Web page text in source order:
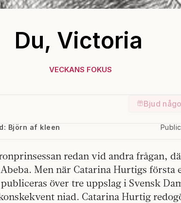
Du, Victoria
VECKANS FOKUS
Bjud
Björn af kleen
redan vid andra frågan,
Men när Catarina Hurtigs första
över tre uppslag i Svensk
niad. Catarina Hurtig